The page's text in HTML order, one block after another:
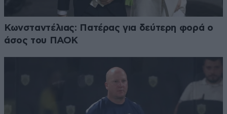
Κωνσταντέλιας: Πατέρας για δεύτερη φορά ο
άσος του ΠΑΟΚ